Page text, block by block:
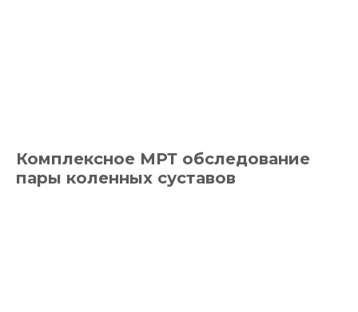
Комплексное МРТ обследование
пары коленных суставов